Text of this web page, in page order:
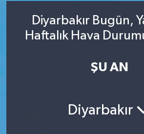
Diyarbakır Bugün,
Haftalık Hava
ŞU AN
Diyarbakır
Tüm Manşetler